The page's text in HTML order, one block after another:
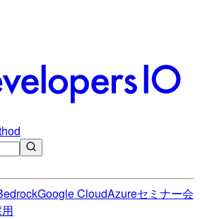
Google CloudAzureセミナー会